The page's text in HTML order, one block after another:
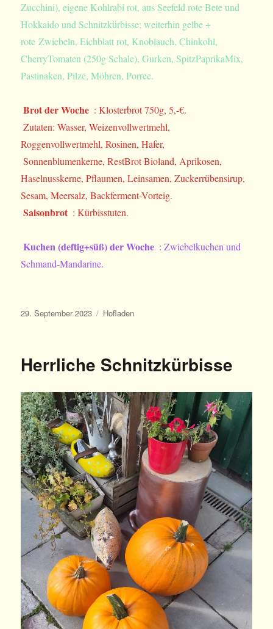
Zucchini), eigene Kohlrabi rot, aus Seefeld rote Bete und
Hokkaido und Schnitzkürbisse; weiterhin gelbe +
rote Zwiebeln, Eichblatt rot, Knoblauch, Chinkohl,
CherryTomaten (250g Schale), Gurken, SpitzPaprikaMix,
Pastinaken, Pilze, Möhren, Porree.
Brot der Woche : Klosterbrot 750g, 5,-€.
Zutaten: Wasser, Weizenvollwertmehl,
Roggenvollwertmehl, Rosinen, Hafer,
Sonnenblumenkerne, RestBrot Bioland, Aprikosen,
Haselnusskerne, Pflaumen, Leinsamen, Zuckerrübensirup,
Sesam, Meersalz, Backferment-Vorteig.
Saisonbrot : Kürbisstuten.
Kuchen (deftig+süß) der Woche : Zwiebelkuchen und
Schmand-Mandarine.
Veröffentlicht
29. September 2023 Kategorien
Hofladen
Herrliche Schnitzkürbisse